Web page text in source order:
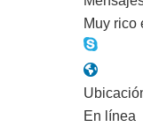
Muy rico
En línea